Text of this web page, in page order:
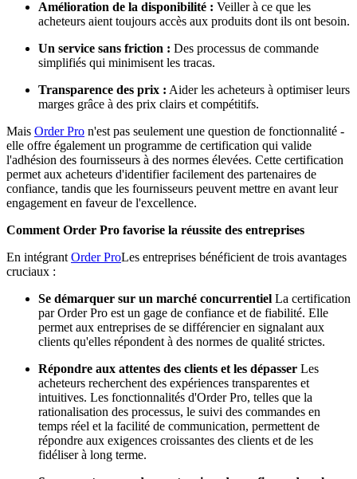
Amélioration de la disponibilité : Veiller à ce que les
acheteurs aient toujours accès aux produits dont ils ont besoin.
Un service sans friction : Des processus de commande
simplifiés qui minimisent les tracas.
Transparence des prix : Aider les acheteurs à optimiser leurs
marges grâce à des prix clairs et compétitifs.
Mais Order Pro n'est pas seulement une question de fonctionnalité -
elle offre également un programme de certification qui valide
l'adhésion des fournisseurs à des normes élevées. Cette certification
permet aux acheteurs d'identifier facilement des partenaires de
confiance, tandis que les fournisseurs peuvent mettre en avant leur
engagement en faveur de l'excellence.
Comment Order Pro favorise la réussite des entreprises
En intégrant Order ProLes entreprises bénéficient de trois avantages
cruciaux :
Se démarquer sur un marché concurrentiel La certification
par Order Pro est un gage de confiance et de fiabilité. Elle
permet aux entreprises de se différencier en signalant aux
clients qu'elles répondent à des normes de qualité strictes.
Répondre aux attentes des clients et les dépasser Les
acheteurs recherchent des expériences transparentes et
intuitives. Les fonctionnalités d'Order Pro, telles que la
rationalisation des processus, le suivi des commandes en
temps réel et la facilité de communication, permettent de
répondre aux exigences croissantes des clients et de les
fidéliser à long terme.